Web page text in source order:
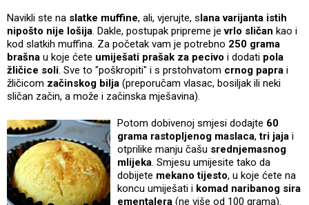
Navikli ste na slatke muffine, ali, vjerujte, slana varijanta istih
nipošto nije lošija. Dakle, postupak pripreme jevrlo sličan kao i
kod slatkih muffina. Za početak vam je potrebno 250 grama
brašna u koje ćete umiješati prašak za pecivo i dodati pola
žličice soli. Sve to "poškropiti" i s prstohvatom crnog papra i
žličicom začinskog bilja (preporučam vlasac, bosiljak ili neki
sličan začin, a može i začinska mješavina).
Potom dobivenoj smjesi dodajte 60
grama rastopljenog maslaca,tri jaja i
otprilike manju čašu srednjemasnog
mlijeka. Smjesu umijesite tako da
dobijete mekano tijesto, u koje ćete na
koncu umiješati i komad naribanog sira
ementalera (ne više od 100 grama).